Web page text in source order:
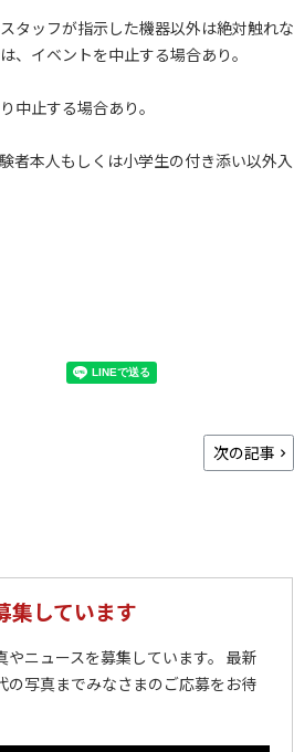
タッフが指示した機器以外は絶対触れな
、イベントを中止する場合あり。
止する場合あり。
本人もしくは小学生の付き添い以外入
次の記事
集しています
ニュースを募集しています。 最新
の写真までみなさまのご応募をお待